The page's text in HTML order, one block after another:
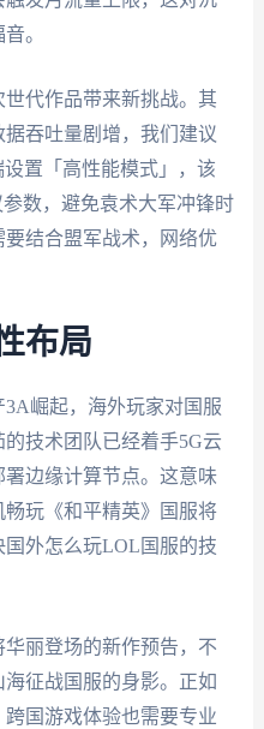
。
世代作品带来新挑战。其
吞吐量剧增，我们建议
设置「高性能模式」，该
数，避免袁术大军冲锋时
结合盟军战术，网络优
布局
崛起，海外玩家对国服
技术团队已经着手5G云
边缘计算节点。这意味
玩《和平精英》国服将
外怎么玩LOL国服的技
丽登场的新作预告，不
征战国服的身影。正如
国游戏体验也需要专业